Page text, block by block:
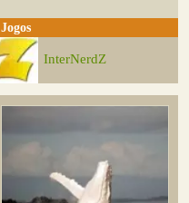
Jogos
InterNerdZ